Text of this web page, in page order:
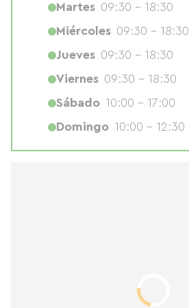
Martes 09:30 - 18:30
Miércoles 09:30 - 18:30
Jueves 09:30 - 18:30
Viernes 09:30 - 18:30
Sábado 10:00 - 17:00
Domingo 10:00 - 12:30